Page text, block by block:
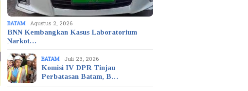
BATAM Agustus 2, 2026
BNN Kembangkan Kasus Laboratorium
Narkot…
BATAM Juli 23, 2026
Komisi IV DPR Tinjau
Perbatasan Batam, B…